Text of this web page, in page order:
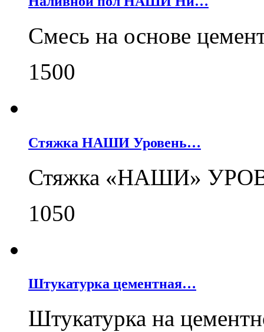
Cмесь на основе
1500
Стяжка НАШИ Уровень…
Стяжка «НАШИ»
1050
Штукатурка цементная…
Штукатурка на